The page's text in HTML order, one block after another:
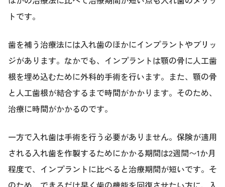
トです。
歯を補う治療法には入れ歯のほかにインプラントやブリッ
ジがあります。なかでも、インプラントは顎の骨に人工歯
根を埋め込むために外科的手術を行います。また、顎の骨
と人工歯根が結合するまで時間がかかります。そのため、
治療に時間がかかるのです。
一方で入れ歯は手術を行う必要がありません。保険が適用
される入れ歯を作製するためにかかる期間は2週間〜1か月
程度で、インプラントに比べると治療期間が短いです。そ